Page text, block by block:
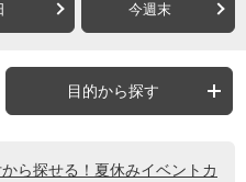
今週末
目的から探す
から探せる！夏休みイベントカ